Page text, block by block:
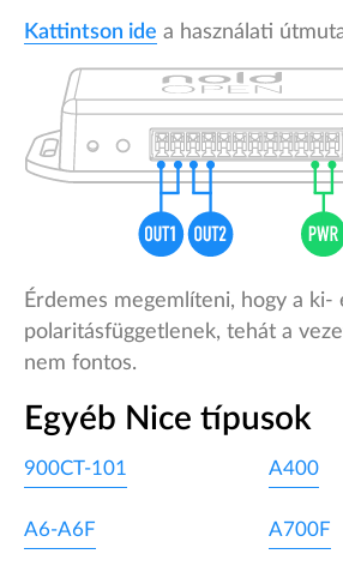
Kattintson ide a használati
Érdemes megemlíteni, hogy a ki-
polaritásfüggetlenek, tehát a
nem fontos.
Egyéb Nice típusok
900CT-101 A400
A6-A6F A700F